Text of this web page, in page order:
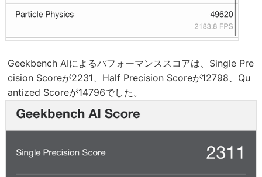
Geekbench AIによるパフォーマンススコアは、Single Pre
cision Scoreが2231、Half Precision Scoreが12798、Qu
antized Scoreが14796でした。